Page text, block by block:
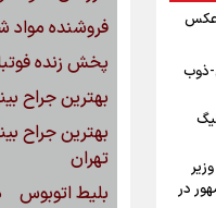
عکس
ذوب
در
فروشنده مواد
پخش زنده
بهترین جراح
بهترین جراح
تهران
بلیط اتوبوس